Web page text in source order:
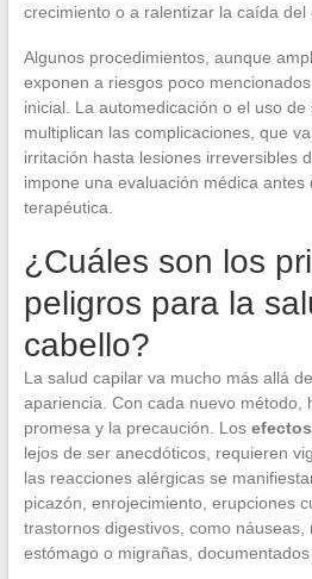
crecimiento o a ralentizar la caída del
Algunos procedimientos, aunque
exponen a riesgos poco
inicial. La automedicación o el uso
multiplican las complicaciones, que
irritación hasta lesiones irreversibles
impone una evaluación médica antes
terapéutica.
¿Cuáles son los
peligros para la
cabello?
La salud capilar va mucho más allá
apariencia. Con cada nuevo método,
promesa y la precaución. Los
lejos de ser anecdóticos, requieren
las reacciones alérgicas se
picazón, enrojecimiento, erupciones
trastornos digestivos, como náuseas,
estómago o migrañas,